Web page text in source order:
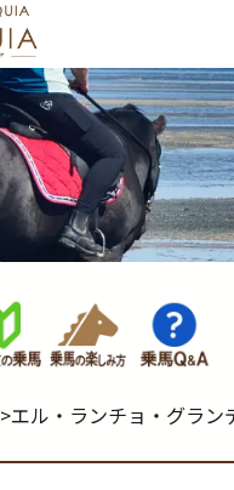
>エル・ランチョ・グラン